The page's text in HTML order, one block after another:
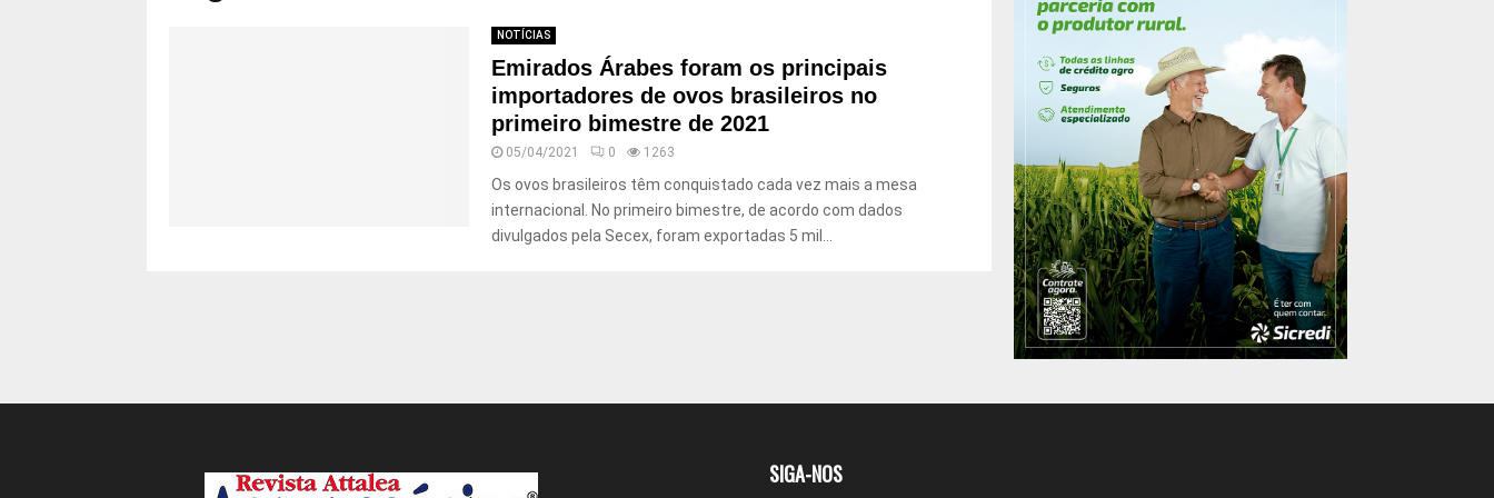
NOTÍCIAS
Emirados Árabes foram os principais
importadores de ovos brasileiros no
primeiro bimestre de 2021
05/04/2021 0 1263
Os ovos brasileiros têm conquistado cada vez mais a mesa
internacional. No primeiro bimestre, de acordo com dados
divulgados pela Secex, foram exportadas 5 mil...
SIGA-NOS